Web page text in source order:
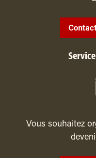
Vous souhaitez